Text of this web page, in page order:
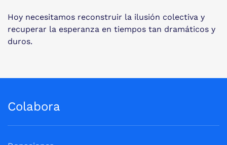
Hoy necesitamos reconstruir la ilusión colectiva y
recuperar la esperanza en tiempos tan dramáticos y
duros.
Colabora